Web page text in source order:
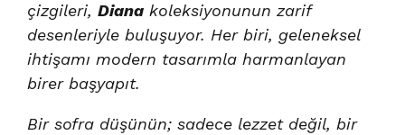
çizgileri, Diana koleksiyonunun zarif
desenleriyle buluşuyor. Her biri, geleneksel
ihtişamı modern tasarımla harmanlayan
birer başyapıt.
Bir sofra düşünün; sadece lezzet değil, bir